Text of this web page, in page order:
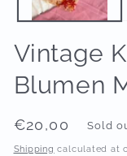
Vintage
Blumen
Regular
price
€20,00 Sold
Shipping calculated at